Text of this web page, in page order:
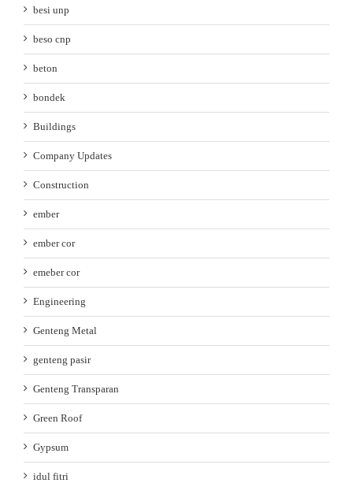
besi unp
beso cnp
beton
bondek
Buildings
Company Updates
Construction
ember
ember cor
emeber cor
Engineering
Genteng Metal
genteng pasir
Genteng Transparan
Green Roof
Gypsum
idul fitri